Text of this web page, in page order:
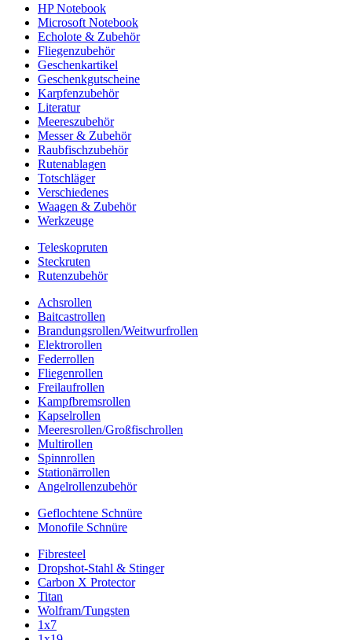
HP Notebook
Microsoft Notebook
Echolote & Zubehör
Fliegenzubehör
Geschenkartikel
Geschenkgutscheine
Karpfenzubehör
Literatur
Meereszubehör
Messer & Zubehör
Raubfischzubehör
Rutenablagen
Totschläger
Verschiedenes
Waagen & Zubehör
Werkzeuge
Teleskopruten
Steckruten
Rutenzubehör
Achsrollen
Baitcastrollen
Brandungsrollen/Weitwurfrollen
Elektrorollen
Federrollen
Fliegenrollen
Freilaufrollen
Kampfbremsrollen
Kapselrollen
Meeresrollen/Großfischrollen
Multirollen
Spinnrollen
Stationärrollen
Angelrollenzubehör
Geflochtene Schnüre
Monofile Schnüre
Fibresteel
Dropshot-Stahl & Stinger
Carbon X Protector
Titan
Wolfram/Tungsten
1x7